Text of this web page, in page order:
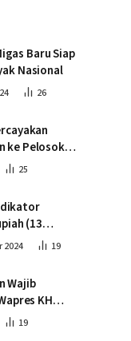
Baru Siap
Nasional
26
ke Pelosok
Dhuafa
25
(13
19
Wajib
Tetap
19